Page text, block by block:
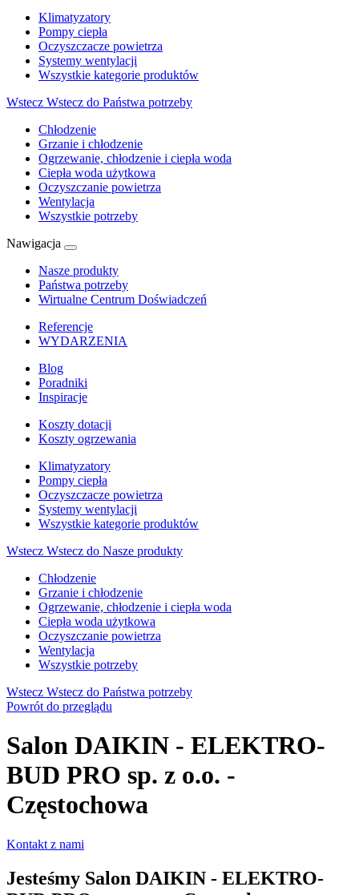
Klimatyzatory
Pompy ciepła
Oczyszczacze powietrza
Systemy wentylacji
Wszystkie kategorie produktów
Wstecz Wstecz do Państwa potrzeby
Chłodzenie
Grzanie i chłodzenie
Ogrzewanie, chłodzenie i ciepła woda
Ciepła woda użytkowa
Oczyszczanie powietrza
Wentylacja
Wszystkie potrzeby
Nawigacja
Nasze produkty
Państwa potrzeby
Wirtualne Centrum Doświadczeń
Referencje
WYDARZENIA
Blog
Poradniki
Inspiracje
Koszty dotacji
Koszty ogrzewania
Klimatyzatory
Pompy ciepła
Oczyszczacze powietrza
Systemy wentylacji
Wszystkie kategorie produktów
Wstecz Wstecz do Nasze produkty
Chłodzenie
Grzanie i chłodzenie
Ogrzewanie, chłodzenie i ciepła woda
Ciepła woda użytkowa
Oczyszczanie powietrza
Wentylacja
Wszystkie potrzeby
Wstecz Wstecz do Państwa potrzeby
Powrót do przeglądu
Salon DAIKIN - ELEKTRO-
BUD PRO sp. z o.o. -
Częstochowa
Kontakt z nami
Jesteśmy Salon DAIKIN - ELEKTRO-